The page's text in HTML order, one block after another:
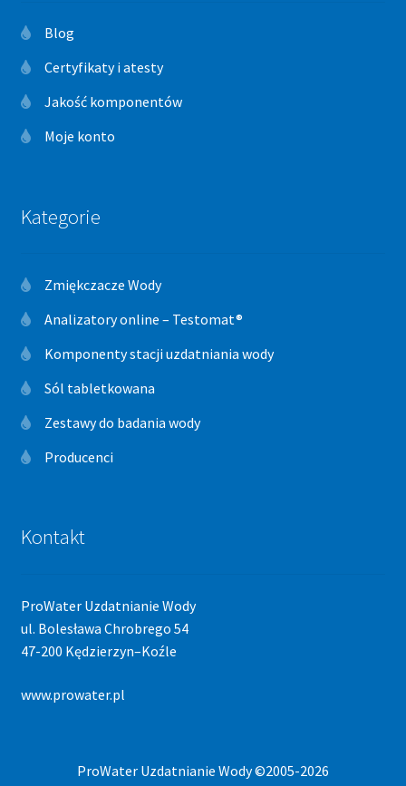
Blog
Certyfikaty i atesty
Jakość komponentów
Moje konto
Kategorie
Zmiękczacze Wody
Analizatory online – Testomat®
Komponenty stacji uzdatniania wody
Sól tabletkowana
Zestawy do badania wody
Producenci
Kontakt
ProWater Uzdatnianie Wody
ul. Bolesława Chrobrego 54
47-200 Kędzierzyn–Koźle
www.prowater.pl
ProWater Uzdatnianie Wody ©2005-2026